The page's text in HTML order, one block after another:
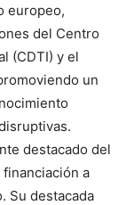
europeo,
del Centro
(CDTI) y el
un
destacado del
a
Su destacada